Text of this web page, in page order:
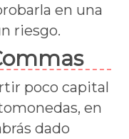
en una
riesgo.
poco capital
en
dado